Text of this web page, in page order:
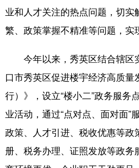
业和人才关注的热点问题，切实
繁、政策掌握不精准等问题，实
今年以来，秀英区结合辖区
口市秀英区促进楼宇经济高质量
行）》，设立“楼小二”政务服务
业活动，通过“点对点、面对面”
政策、人才引进、税收优惠等政
册、税务办理、证照发放等政务